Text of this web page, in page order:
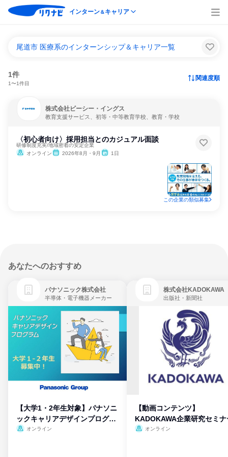
インターン＆キャリア
尾道市 医療系のインターンシップ＆キャリア一覧
1件
1〜1件目
関連度順
株式会社ビーシー・イングス
教育支援サービス、初等・中等教育学校、教育・学校
〈初心者向け〉採用担当とのカジュアル面談
研修制度充実/地域密着の安定企業
オンライン
2026年8月・9月 1日
この企業の類似募集
あなたへのおすすめ
パナソニック株式会社
半導体・電子機器メーカー
【大学1・2年生対象】パナソニ
ックキャリアデザインプログラ
ム
オンライン
株式会社KADOKAWA
出版社・新聞社
【動画コンテンツ】
KADOKAWA企業研究セミナ
オンライン